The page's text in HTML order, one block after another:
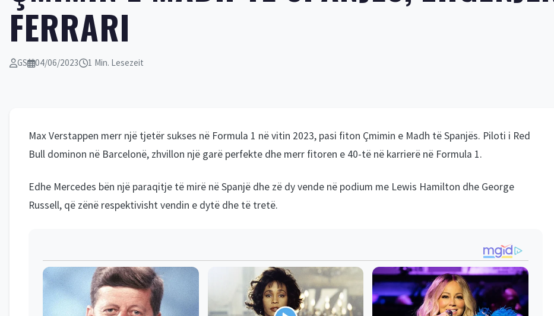
FERRARI
GS 04/06/2023 1 Min. Lesezeit
Max Verstappen merr një tjetër sukses në Formula 1 në vitin 2023, pasi fiton Çmimin e Madh të Spanjës. Piloti i Red
Bull dominon në Barcelonë, zhvillon një garë perfekte dhe merr fitoren e 40-të në karrierë në Formula 1.
Edhe Mercedes bën një paraqitje të mirë në Spanjë dhe zë dy vende në podium me Lewis Hamilton dhe George
Russell, që zënë respektivisht vendin e dytë dhe të tretë.